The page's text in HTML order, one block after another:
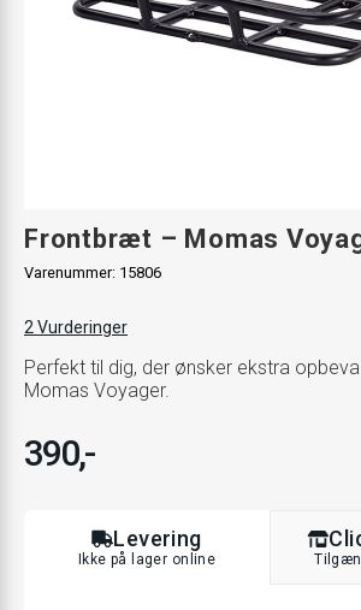
Frontbræt – Momas
Varenummer: 15806
2 Vurderinger
Perfekt til dig, der ønsker ekstra
Momas Voyager.
390,-
Levering
Ikke på lager online